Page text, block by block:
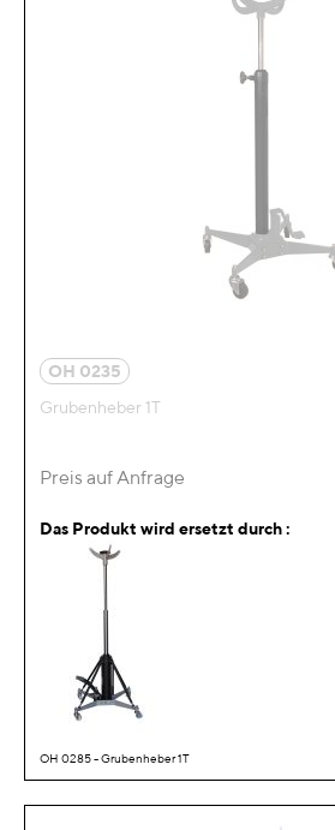
OH 0235
Grubenheber 1T
Preis auf Anfrage
Das Produkt wird ersetzt durch :
OH 0285 - Grubenheber 1T